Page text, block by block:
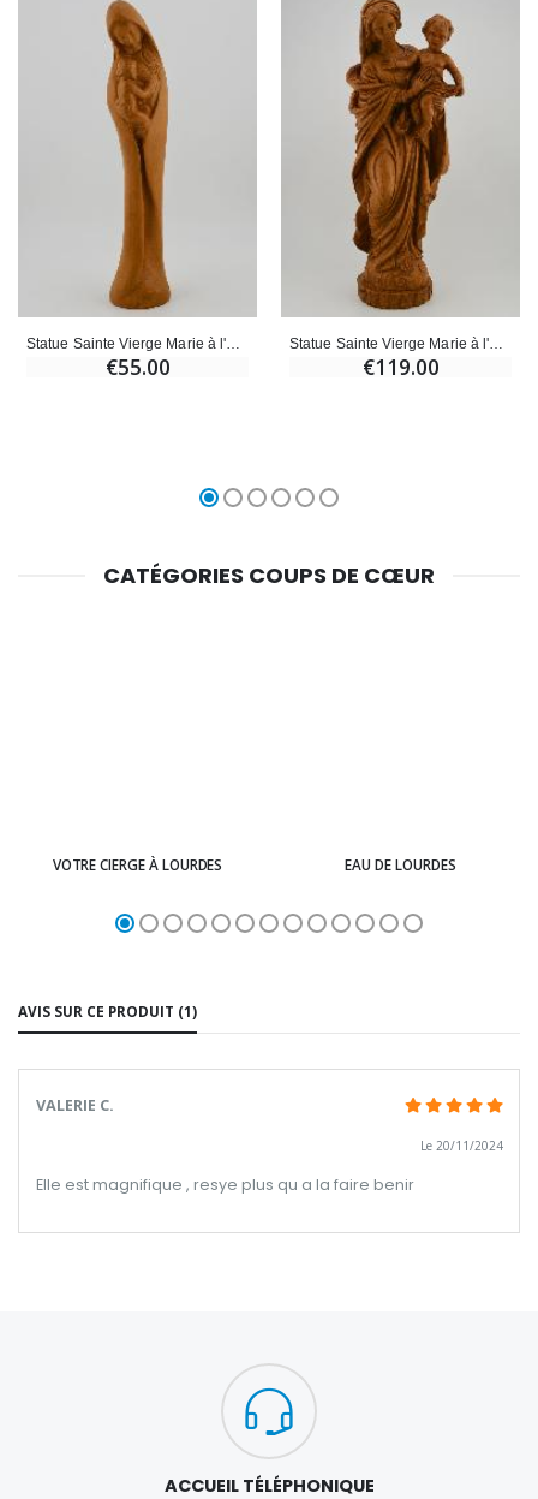
€55.00 €119.00
CATÉGORIES COUPS DE CŒUR
VOTRE CIERGE À LOURDES EAU DE LOURDES
AVIS SUR CE PRODUIT (1)
VALERIE C.
Le 20/11/2024
Elle est magnifique , resye plus qu a la faire benir
ACCUEIL TÉLÉPHONIQUE